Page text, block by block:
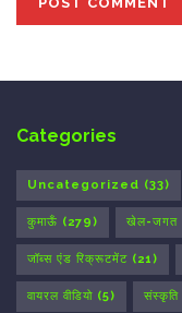
Categories
Uncategorized (33)
कुमाऊँ (279) खेल-जगत
जॉब्स एंड रिक्रूटमेंट (21)
वायरल वीडियो (5) संस्कृति